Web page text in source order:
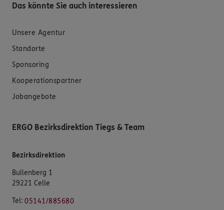
Das könnte Sie auch interessieren
Unsere Agentur
Standorte
Sponsoring
Kooperationspartner
Jobangebote
ERGO Bezirksdirektion Tiegs & Team
Bezirksdirektion
Bullenberg 1
29221 Celle
Tel: 05141/885680